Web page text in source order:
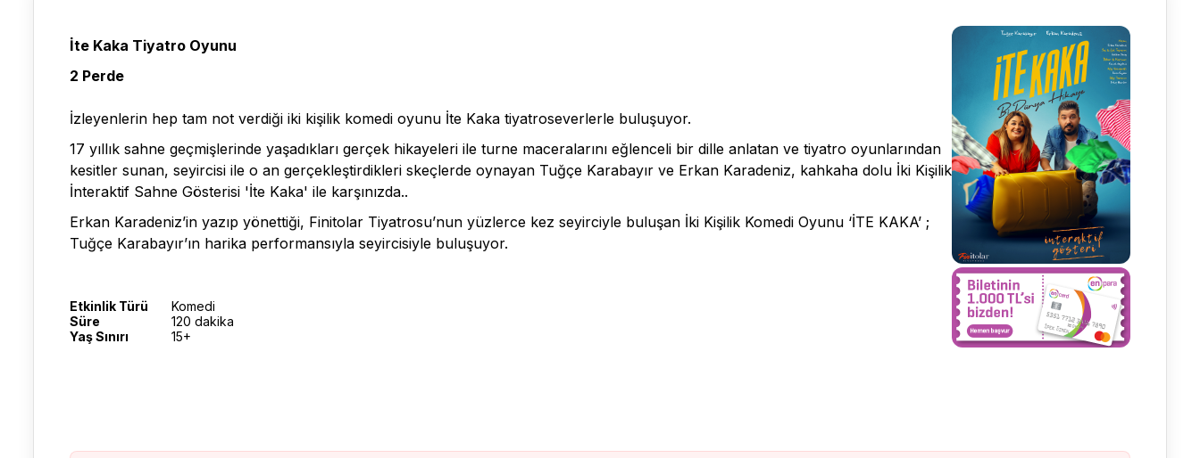
İte Kaka Tiyatro Oyunu
2 Perde
İzleyenlerin hep tam not verdiği iki kişilik komedi oyunu İte Kaka tiyatroseverlerle buluşuyor.
17 yıllık sahne geçmişlerinde yaşadıkları gerçek hikayeleri ile turne maceralarını eğlenceli bir dille anlatan ve tiyatro oyunlarından
kesitler sunan, seyircisi ile o an gerçekleştirdikleri skeçlerde oynayan Tuğçe Karabayır ve Erkan Karadeniz, kahkaha dolu İki Kişilik
İnteraktif Sahne Gösterisi 'İte Kaka' ile karşınızda..
Erkan Karadeniz’in yazıp yönettiği, Finitolar Tiyatrosu’nun yüzlerce kez seyirciyle buluşan İki Kişilik Komedi Oyunu ‘İTE KAKA’ ;
Tuğçe Karabayır’ın harika performansıyla seyircisiyle buluşuyor.
Etkinlik Türü
Komedi
Süre
120 dakika
Yaş Sınırı
15+